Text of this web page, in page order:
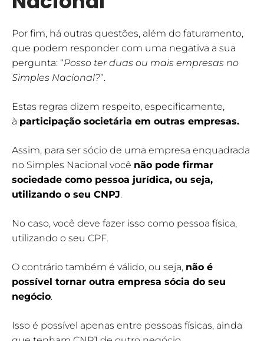
Por fim, há outras questões, além do faturamento,
que podem responder com uma negativa a sua
pergunta: “Posso ter duas ou mais empresas no
Simples Nacional?”.
Estas regras dizem respeito, especificamente,
à participação societária em outras empresas.
Assim, para ser sócio de uma empresa enquadrada
no Simples Nacional você não pode firmar
sociedade como pessoa jurídica, ou seja,
utilizando o seu CNPJ.
No caso, você deve fazer isso como pessoa física,
utilizando o seu CPF.
O contrário também é válido, ou seja, não é
possível tornar outra empresa sócia do seu
negócio.
Isso é possível apenas entre pessoas físicas, ainda